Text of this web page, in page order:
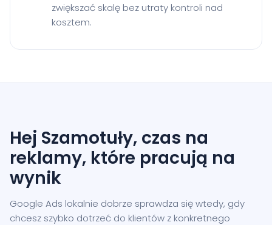
zwiększać skalę bez utraty kontroli nad
kosztem.
Hej Szamotuły, czas na
reklamy, które pracują na
wynik
Google Ads lokalnie dobrze sprawdza się wtedy, gdy
chcesz szybko dotrzeć do klientów z konkretnego